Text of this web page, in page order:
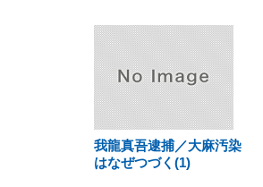
我龍真吾逮捕／大麻汚染
はなぜつづく(1)